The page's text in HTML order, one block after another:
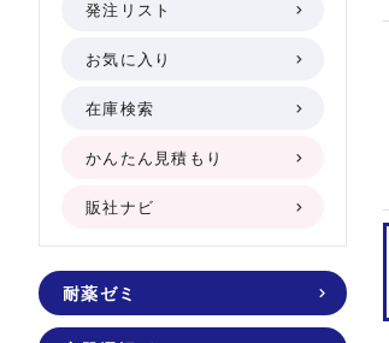
発注リスト
お気に入り
在庫検索
かんたん見積もり
販社ナビ
耐薬ゼミ